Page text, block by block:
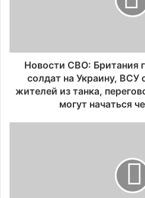
Новости СВО: Британия
солдат на Украину,
жителей из танка,
могут начаться